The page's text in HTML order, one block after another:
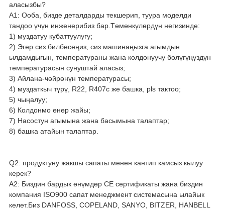
аласызбы?
A1: Ооба, бизде деталдарды текшерип, туура моделди
тандоо үчүн инженерибиз бар.Төмөнкүлөрдүн негизинде:
1) муздатуу кубаттуулугу;
2) Эгер сиз билбесеңиз, сиз машинаңызга агымдын
ылдамдыгын, температураны жана колдонуучу бөлүгүңүздүн
температурасын сунуштай аласыз;
3) Айлана-чөйрөнүн температурасы;
4) муздаткыч түрү, R22, R407c же башка, pls тактоо;
5) чыңалуу;
6) Колдонмо өнөр жайы;
7) Насостун агымына жана басымына талаптар;
8) башка атайын талаптар.
Q2: продуктуну жакшы сапаты менен кантип камсыз кылуу
керек?
A2: Биздин бардык өнүмдөр CE сертификаты жана биздин
компания ISO900 сапат менеджмент системасына ылайык
келет.Биз DANFOSS, COPELAND, SANYO, BITZER, HANBELL